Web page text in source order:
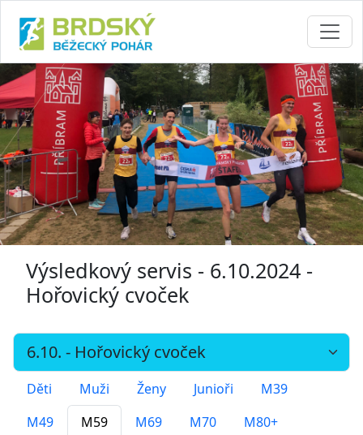
Výsledkový servis - 6.10.2024 -
Hořovický cvoček
Děti Muži Ženy Junioři
M39
M49
M59 M69 M70
M80+